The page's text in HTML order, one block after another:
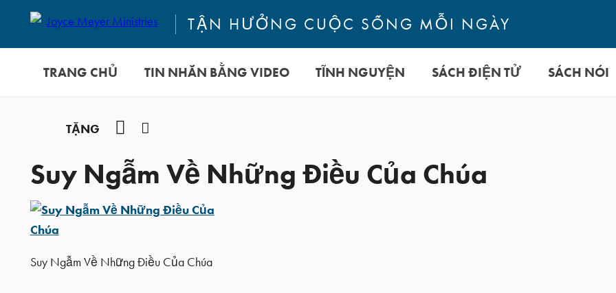
TẬN HƯỞNG CUỘC SỐNG MỖI NGÀY
TRANG CHỦ TIN NHẮN BẰNG VIDEO TĨNH NGUYỆN SÁCH ĐIỆN TỬ SÁCH NÓI
TẶNG YouTube
Suy Ngẫm Về Những Điều Của Chúa
Suy Ngẫm Về Những Điều Của Chúa